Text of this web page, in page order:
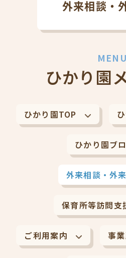
外来相談・
MENU
ひかり園
ひかり園TOP
ひかり園ブ
外来相談・外
保育所等訪問支
ご利用案内 事